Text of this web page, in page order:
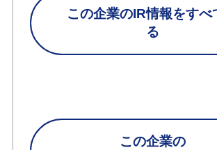
この企業のIR情報をすべ
る
この企業の